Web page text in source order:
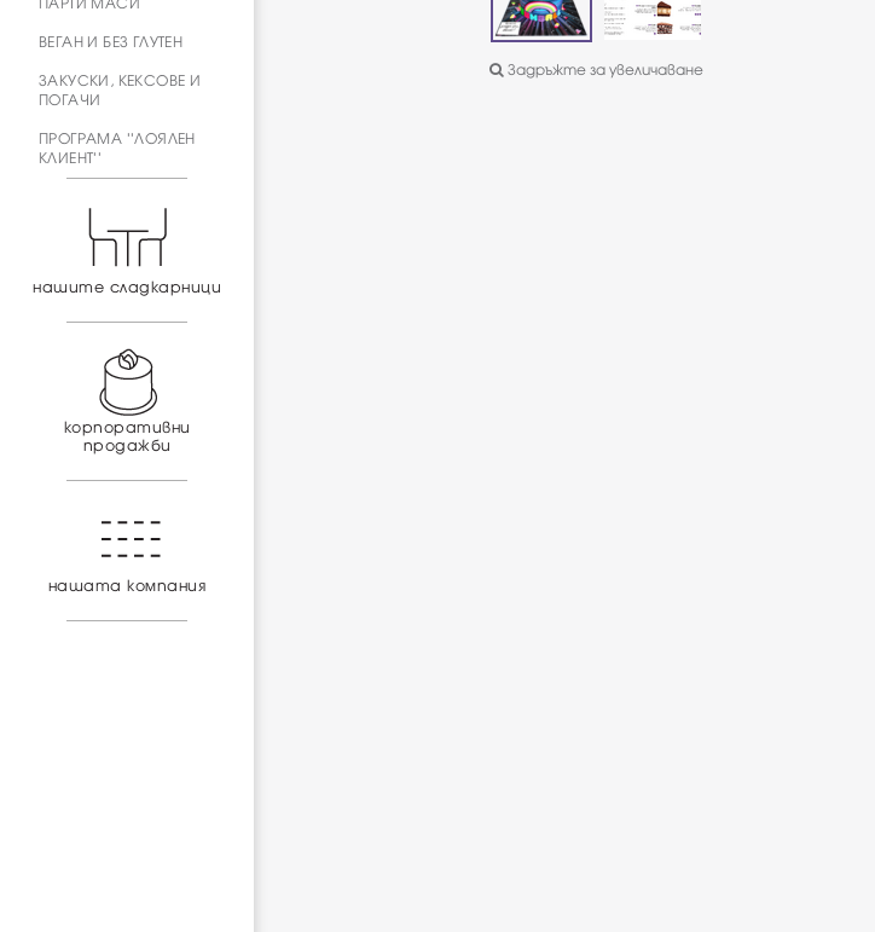
ВЕГАН И БЕЗ ГЛУТЕН
ЗАКУСКИ, КЕКСОВЕ И
ПОГАЧИ
ПРОГРАМА ''ЛОЯЛЕН
КЛИЕНТ''
нашите сладкарници
корпоративни
продажби
нашата компания
Задръжте за увеличаване